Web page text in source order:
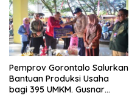
Pemprov Gorontalo Salurkan
Bantuan Produksi Usaha
bagi 395 UMKM. Gusnar